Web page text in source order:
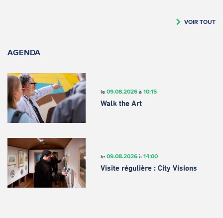
VOIR TOUT
AGENDA
le 09.08.2026à 10:15
Walk the Art
le 09.08.2026à 14:00
Visite régulière : City Visions